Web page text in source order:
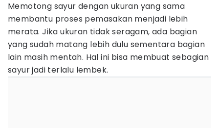
Memotong sayur dengan ukuran yang sama
membantu proses pemasakan menjadi lebih
merata. Jika ukuran tidak seragam, ada bagian
yang sudah matang lebih dulu sementara bagian
lain masih mentah. Hal ini bisa membuat sebagian
sayur jadi terlalu lembek.